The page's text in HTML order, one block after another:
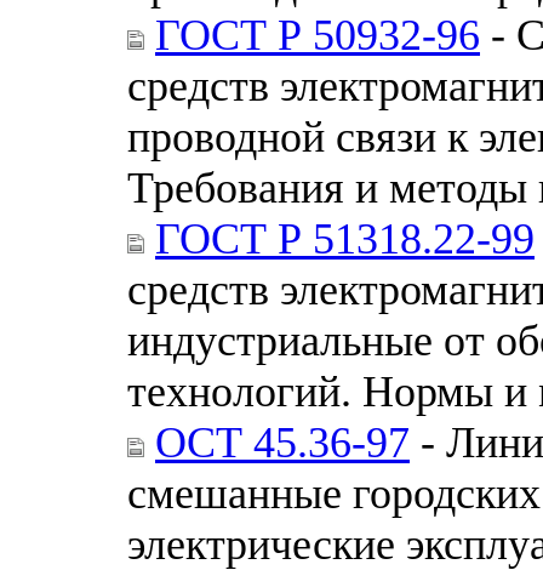
ГОСТ Р 50932-96 -
средств
проводной связи к
Требования и методы
ГОСТ Р 51318.22-99
средств
индустриальные от
технологий. Нормы
ОСТ 45.36-97 -
смешанные
электрические